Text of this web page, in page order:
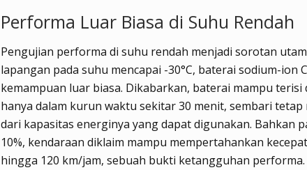
Performa Luar Biasa di Suhu Rendah
Pengujian performa di suhu rendah menjadi sorotan
lapangan pada suhu mencapai -30°C, baterai sodium-ion
kemampuan luar biasa. Dikabarkan, baterai mampu terisi
hanya dalam kurun waktu sekitar 30 menit, sembari tetap
dari kapasitas energinya yang dapat digunakan. Bahkan
10%, kendaraan diklaim mampu mempertahankan
hingga 120 km/jam, sebuah bukti ketangguhan performa.